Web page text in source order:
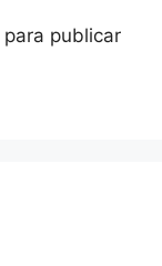
para publicar